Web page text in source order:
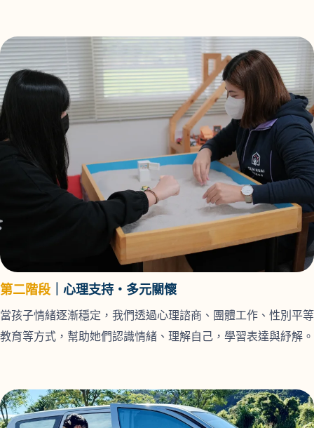
第二階段 ｜心理支持・多元關懷
當孩子情緒逐漸穩定，我們透過心理諮商、團體工作、性別平等
教育等方式，幫助她們認識情緒、理解自己，學習表達與紓解。